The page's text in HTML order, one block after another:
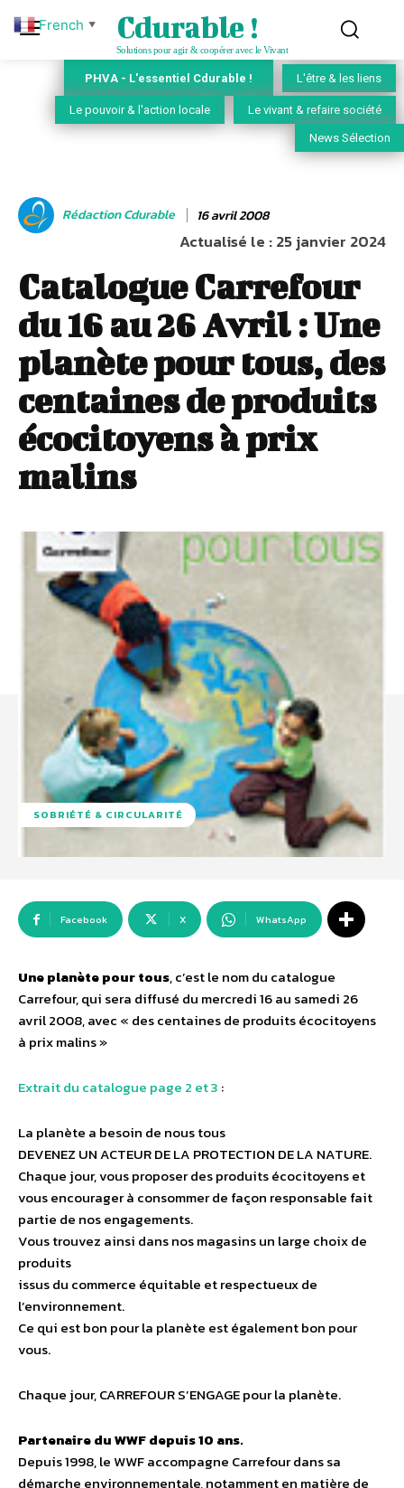
Cdurable !
Solutions pour agir & coopérer avec le Vivant
PHVA - L'essentiel Cdurable ! L'être & les liens
Le pouvoir & l'action locale Le vivant & refaire société
News Sélection
Rédaction Cdurable 16 avril 2008
Actualisé le :25 janvier 2024
Catalogue Carrefour
du 16 au 26 Avril : Une
planète pour tous, des
centaines de produits
écocitoyens à prix
malins
SOBRIÉTÉ & CIRCULARITÉ
Facebook X WhatsApp
Une planète pour tous, c’est le nom du catalogue
Carrefour, qui sera diffusé du mercredi 16 au samedi 26
avril 2008, avec « des centaines de produits écocitoyens
à prix malins »
Extrait du catalogue page 2 et 3 :
La planète a besoin de nous tous
DEVENEZ UN ACTEUR DE LA PROTECTION DE LA NATURE.
Chaque jour, vous proposer des produits écocitoyens et
vous encourager à consommer de façon responsable fait
partie de nos engagements.
Vous trouvez ainsi dans nos magasins un large choix de
produits
issus du commerce équitable et respectueux de
l’environnement.
Ce qui est bon pour la planète est également bon pour
vous.
Chaque jour, CARREFOUR S’ENGAGE pour la planète.
Partenaire du WWF depuis 10 ans.
Depuis 1998, le WWF accompagne Carrefour dans sa
démarche environnementale, notamment en matière de
French ▼